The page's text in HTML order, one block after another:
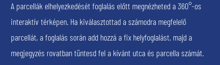
A parcellák elhelyezkedését foglalás előtt megnézheted a 360°-os
interaktív térképen. Ha kiválasztottad a számodra megfelelő
parcellát, a foglalás során add hozzá a fix helyfoglalást, majd a
megjegyzés rovatban tüntesd fel a kívánt utca és parcella számát.